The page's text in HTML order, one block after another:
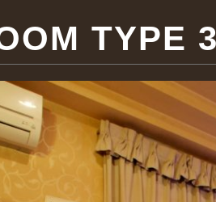
TYPE